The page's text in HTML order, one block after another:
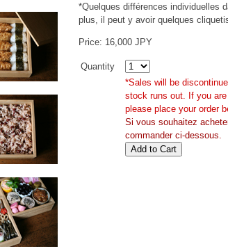
*Quelques différences individuelles
plus, il peut y avoir quelques
Price: 16,000 JPY
Quantity
*Sales will be
stock runs out. If you
please place your order
Si vous souhaitez
commander ci-dessous.